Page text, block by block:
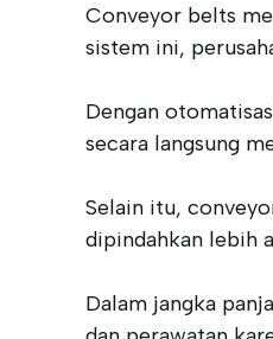
Conveyor belts
sistem ini,
Dengan
secara langsung
Selain itu,
dipindahkan lebih
Dalam jangka